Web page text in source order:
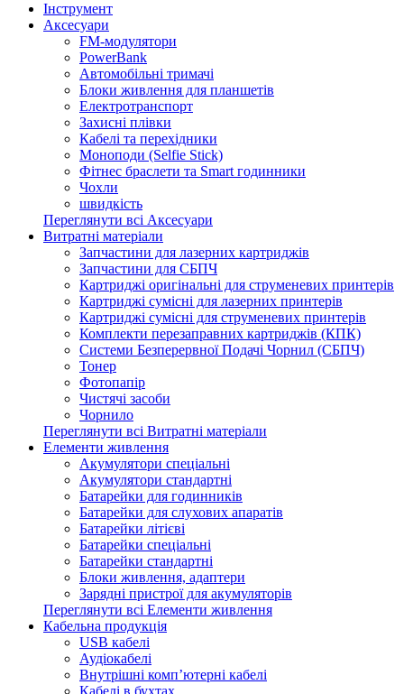
Інструмент
Аксесуари
FM-модулятори
PowerBank
Автомобільні тримачі
Блоки живлення для планшетів
Електротранспорт
Захисні плівки
Кабелі та перехідники
Моноподи (Selfie Stick)
Фітнес браслети та Smart годинники
Чохли
швидкість
Переглянути всі Аксесуари
Витратні матеріали
Запчастини для лазерних картриджів
Запчастини для СБПЧ
Картриджі оригінальні для струменевих принтерів
Картриджі сумісні для лазерних принтерів
Картриджі сумісні для струменевих принтерів
Комплекти перезаправних картриджів (КПК)
Системи Безперервної Подачі Чорнил (СБПЧ)
Тонер
Фотопапір
Чистячі засоби
Чорнило
Переглянути всі Витратні матеріали
Елементи живлення
Акумулятори спеціальні
Акумулятори стандартні
Батарейки для годинників
Батарейки для слухових апаратів
Батарейки літієві
Батарейки спеціальні
Батарейки стандартні
Блоки живлення, адаптери
Зарядні пристрої для акумуляторів
Переглянути всі Елементи живлення
Кабельна продукція
USB кабелі
Аудіокабелі
Внутрішні комп’ютерні кабелі
Кабелі в бухтах